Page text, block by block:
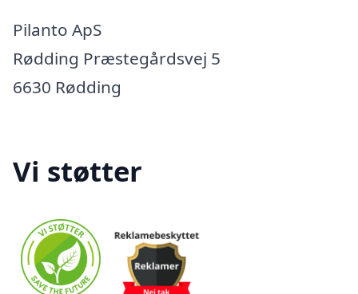
Pilanto ApS
Rødding Præstegårdsvej 5
6630 Rødding
Vi støtter